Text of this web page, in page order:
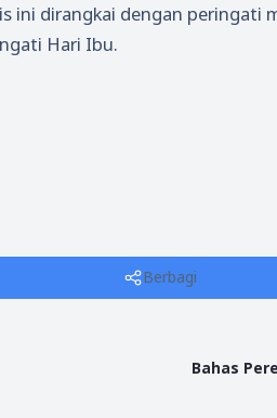
ini dirangkai dengan peringati
Hari Ibu.
Berbagi
Bahas